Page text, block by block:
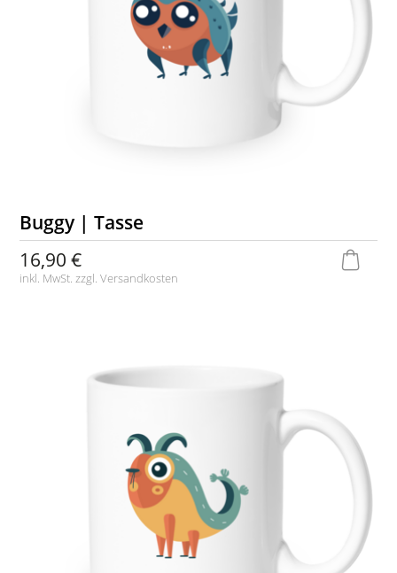
Buggy | Tasse
16,90 €
inkl. MwSt. zzgl.Versandkosten